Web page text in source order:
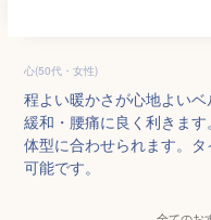
心(50代・女性)
程よい暖かさが心地よい
緩和・腰痛に良く利きま
体型に合わせられます。
可能です。